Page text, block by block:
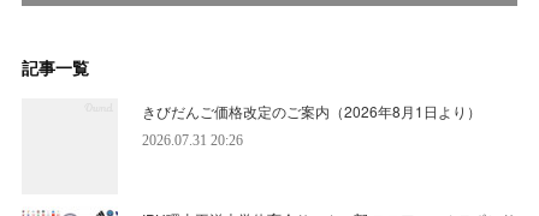
記事一覧
きびだんご価格改定のご案内（2026年8月1日より）
2026.07.31 20:26